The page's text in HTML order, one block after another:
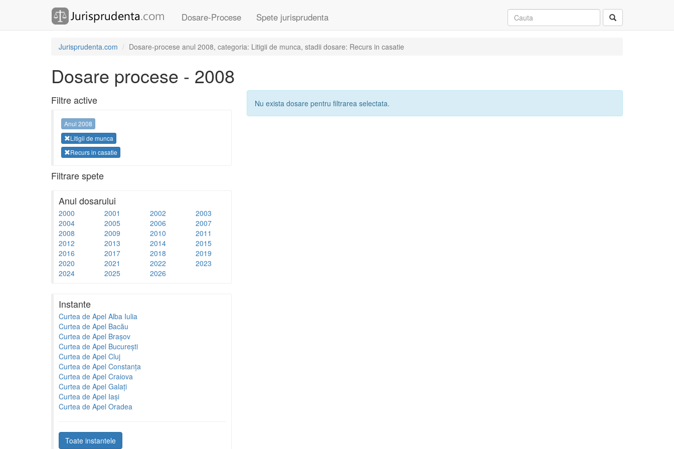
Dosare-Procese Spete jurisprudenta
Jurisprudenta.com Dosare-procese anul 2008, categoria: Litigii de munca, stadii dosare: Recurs in casatie
Dosare procese - 2008
Filtre active
Anul 2008
Litigii de munca
Recurs in casatie
Filtrare spete
Anul dosarului
2000 2001 2002
2003
2004
2005 2006
2007
2008
2009 2010
2011
2012
2013 2014
2015
2016
2017 2018
2019
2020
2021 2022
2023
2024
2025 2026
Instante
Curtea de Apel Alba Iulia
Curtea de Apel Bacău
Curtea de Apel Brașov
Curtea de Apel București
Curtea de Apel Cluj
Curtea de Apel Constanța
Curtea de Apel Craiova
Curtea de Apel Galați
Curtea de Apel Iași
Curtea de Apel Oradea
Toate instantele
Nu exista dosare pentru filtrarea selectata.